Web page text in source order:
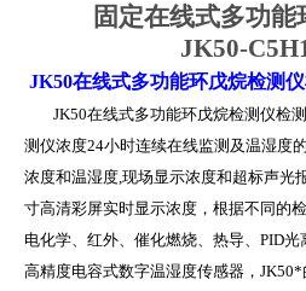
固定在线式多功
JK50-
JK50在线式多功能环戊烷检测仪
JK50在线式多功能环戊烷检测仪检
测仪浓度24小时连续在线监测及温湿度
浓度和温湿度 现场显示浓度和超标声光
寸高清彩屏实时显示浓度，根据不同的
电化学、红外、催化燃烧、热导、 PID光
高精度电容式数字温湿度传感器， JK50*